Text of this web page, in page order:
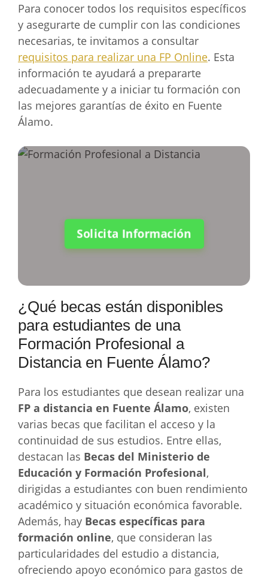
Para conocer todos los requisitos específicos
y asegurarte de cumplir con las condiciones
necesarias, te invitamos a consultar
requisitos para realizar una FP Online. Esta
información te ayudará a prepararte
adecuadamente y a iniciar tu formación con
las mejores garantías de éxito en Fuente
Álamo.
Solicita Información
¿Qué becas están disponibles
para estudiantes de una
Formación Profesional a
Distancia en Fuente Álamo?
Para los estudiantes que desean realizar una
FP a distancia en Fuente Álamo, existen
varias becas que facilitan el acceso y la
continuidad de sus estudios. Entre ellas,
destacan las Becas del Ministerio de
Educación y Formación Profesional,
dirigidas a estudiantes con buen rendimiento
académico y situación económica favorable.
Además, hay Becas específicas para
formación online, que consideran las
particularidades del estudio a distancia,
ofreciendo apoyo económico para gastos de